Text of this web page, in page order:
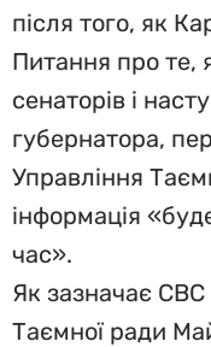
після того, як
Питання про те,
сенаторів і
губернатора,
Управління
інформація
час».
Як зазначає
Таємної ради